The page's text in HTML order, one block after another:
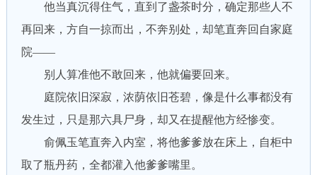
他当真沉得住气，直到了盏茶时分，确定那些人不
再回来，方自一掠而出，不奔别处，却笔直奔回自家庭
院——
别人算准他不敢回来，他就偏要回来。
庭院依旧深寂，浓荫依旧苍碧，像是什么事都没有
发生过，只是那六具尸身，却又在提醒他方经惨变。
俞佩玉笔直奔入内室，将他爹爹放在床上，自柜中
取了瓶丹药，全都灌入他爹爹嘴里。